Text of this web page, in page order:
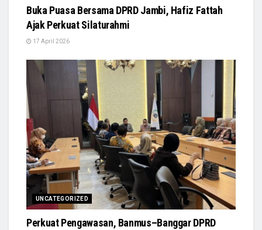
Buka Puasa Bersama DPRD Jambi, Hafiz Fattah
Ajak Perkuat Silaturahmi
17 April 2026
UNCATEGORIZED
Perkuat Pengawasan, Banmus–Banggar DPRD